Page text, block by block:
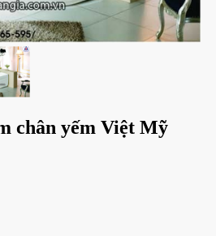
chân yếm Việt Mỹ